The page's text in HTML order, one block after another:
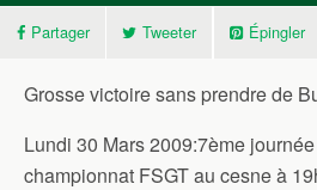
Partager Tweeter Épingler
Grosse victoire sans prendre de
Lundi 30 Mars 2009:7ème
championnat FSGT au cesne à